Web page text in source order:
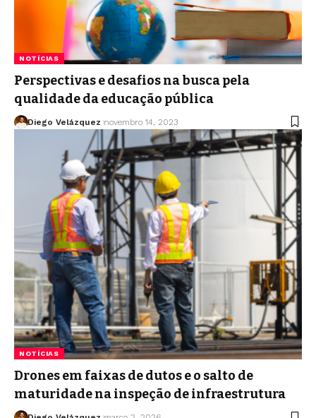
NOTÍCIAS
Perspectivas e desafios na busca pela
qualidade da educação pública
Diego Velázquez novembro 14, 2023
NOTÍCIAS
Drones em faixas de dutos e o salto de
maturidade na inspeção de infraestrutura